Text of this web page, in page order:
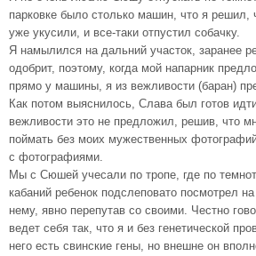
парковке было столько машин, что я решил,
уже укусили, и все-таки отпустил собачку.
Я намылился на дальний участок, заранее
одобрит, поэтому, когда мой напарник
прямо у машины, я из вежливости (баран)
Как потом выяснилось, Слава был готов
вежливости это не предложил, решив, что
поймать без моих мужественных
с фотографиями.
Мы с Сюшей учесали по тропе, где по
кабаний ребенок подслеповато посмотрел
нему, явно перепутав со своими. Честно
ведет себя так, что я и без генетической
него есть свинские гены, но внешне он